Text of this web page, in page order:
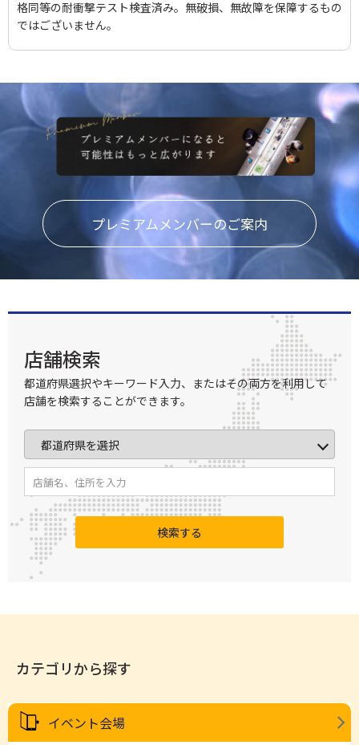
格同等の耐衝撃テスト検査済み。無破損、無故障を保障するもの
ではございません。
プレミアムメンバーのご案内
店舗検索
都道府県選択やキーワード入力、またはその両方を利用して
店舗を検索することができます。
検索する
カテゴリから探す
イベント会場